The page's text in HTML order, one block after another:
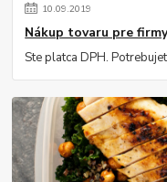
10.09.2019
Nákup tovaru pre
Ste platca DPH.